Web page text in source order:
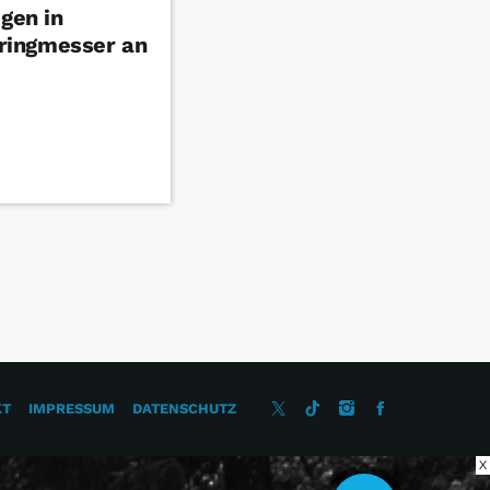
in
an
IMPRESSUM DATENSCHUTZ
X